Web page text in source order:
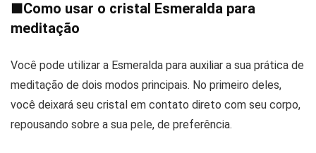
■Como usar o cristal Esmeralda para
meditação
Você pode utilizar a Esmeralda para auxiliar a sua prática de
meditação de dois modos principais. No primeiro deles,
você deixará seu cristal em contato direto com seu corpo,
repousando sobre a sua pele, de preferência.